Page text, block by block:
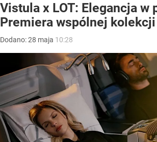
Vistula x LOT: Elegancja w
Premiera wspólnej kolekcji
Dodano:28 maja 10:28